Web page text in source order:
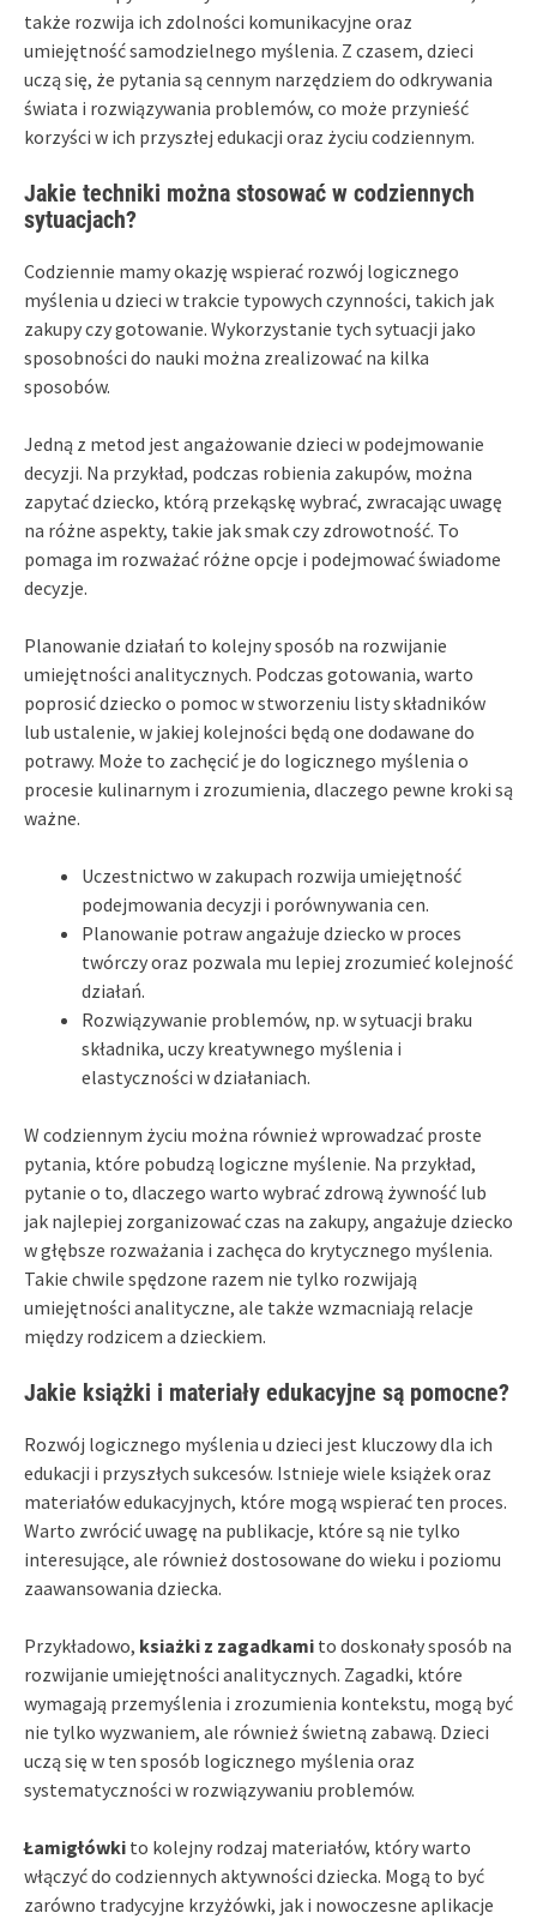
także rozwija ich zdolności komunikacyjne oraz
umiejętność samodzielnego myślenia. Z czasem, dzieci
uczą się, że pytania są cennym narzędziem do odkrywania
świata i rozwiązywania problemów, co może przynieść
korzyści w ich przyszłej edukacji oraz życiu codziennym.
Jakie techniki można stosować w codziennych
sytuacjach?
Codziennie mamy okazję wspierać rozwój logicznego
myślenia u dzieci w trakcie typowych czynności, takich jak
zakupy czy gotowanie. Wykorzystanie tych sytuacji jako
sposobności do nauki można zrealizować na kilka
sposobów.
Jedną z metod jest angażowanie dzieci w podejmowanie
decyzji. Na przykład, podczas robienia zakupów, można
zapytać dziecko, którą przekąskę wybrać, zwracając uwagę
na różne aspekty, takie jak smak czy zdrowotność. To
pomaga im rozważać różne opcje i podejmować świadome
decyzje.
Planowanie działań to kolejny sposób na rozwijanie
umiejętności analitycznych. Podczas gotowania, warto
poprosić dziecko o pomoc w stworzeniu listy składników
lub ustalenie, w jakiej kolejności będą one dodawane do
potrawy. Może to zachęcić je do logicznego myślenia o
procesie kulinarnym i zrozumienia, dlaczego pewne kroki są
ważne.
Uczestnictwo w zakupach rozwija umiejętność
podejmowania decyzji i porównywania cen.
Planowanie potraw angażuje dziecko w proces
twórczy oraz pozwala mu lepiej zrozumieć kolejność
działań.
Rozwiązywanie problemów, np. w sytuacji braku
składnika, uczy kreatywnego myślenia i
elastyczności w działaniach.
W codziennym życiu można również wprowadzać proste
pytania, które pobudzą logiczne myślenie. Na przykład,
pytanie o to, dlaczego warto wybrać zdrową żywność lub
jak najlepiej zorganizować czas na zakupy, angażuje dziecko
w głębsze rozważania i zachęca do krytycznego myślenia.
Takie chwile spędzone razem nie tylko rozwijają
umiejętności analityczne, ale także wzmacniają relacje
między rodzicem a dzieckiem.
Jakie książki i materiały edukacyjne są pomocne?
Rozwój logicznego myślenia u dzieci jest kluczowy dla ich
edukacji i przyszłych sukcesów. Istnieje wiele książek oraz
materiałów edukacyjnych, które mogą wspierać ten proces.
Warto zwrócić uwagę na publikacje, które są nie tylko
interesujące, ale również dostosowane do wieku i poziomu
zaawansowania dziecka.
Przykładowo, ksiażki z zagadkami to doskonały sposób na
rozwijanie umiejętności analitycznych. Zagadki, które
wymagają przemyślenia i zrozumienia kontekstu, mogą być
nie tylko wyzwaniem, ale również świetną zabawą. Dzieci
uczą się w ten sposób logicznego myślenia oraz
systematyczności w rozwiązywaniu problemów.
Łamigłówki to kolejny rodzaj materiałów, który warto
włączyć do codziennych aktywności dziecka. Mogą to być
zarówno tradycyjne krzyżówki, jak i nowoczesne aplikacje